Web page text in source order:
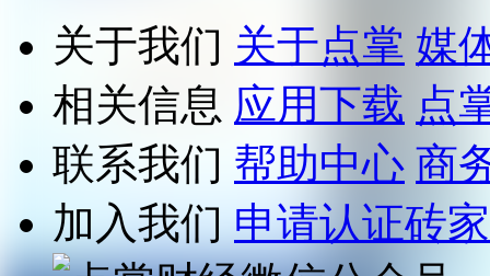
关于我们 关于点掌 媒
相关信息 应用下载 点
联系我们 帮助中心 商
加入我们 申请认证砖家